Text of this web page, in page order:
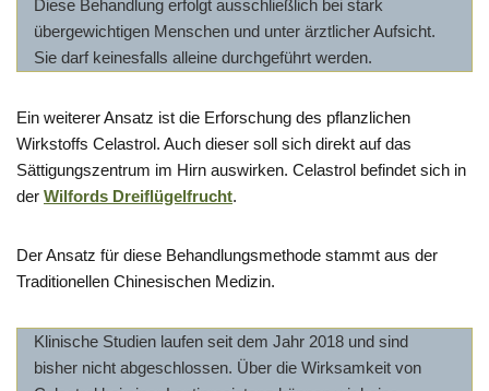
Diese Behandlung erfolgt ausschließlich bei stark
übergewichtigen Menschen und unter ärztlicher Aufsicht.
Sie darf keinesfalls alleine durchgeführt werden.
Ein weiterer Ansatz ist die Erforschung des pflanzlichen
Wirkstoffs Celastrol. Auch dieser soll sich direkt auf das
Sättigungszentrum im Hirn auswirken. Celastrol befindet sich in
der Wilfords Dreiflügelfrucht.
Der Ansatz für diese Behandlungsmethode stammt aus der
Traditionellen Chinesischen Medizin.
Klinische Studien laufen seit dem Jahr 2018 und sind
bisher nicht abgeschlossen. Über die Wirksamkeit von